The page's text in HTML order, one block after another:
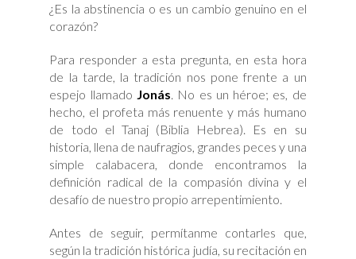
¿Es la abstinencia o es un cambio genuino en el
corazón?
Para responder a esta pregunta, en esta hora
de la tarde, la tradición nos pone frente a un
espejo llamado Jonás. No es un héroe; es, de
hecho, el profeta más renuente y más humano
de todo el Tanaj (Biblia Hebrea). Es en su
historia, llena de naufragios, grandes peces y una
simple calabacera, donde encontramos la
definición radical de la compasión divina y el
desafío de nuestro propio arrepentimiento.
Antes de seguir, permítanme contarles que,
según la tradición histórica judía, su recitación en